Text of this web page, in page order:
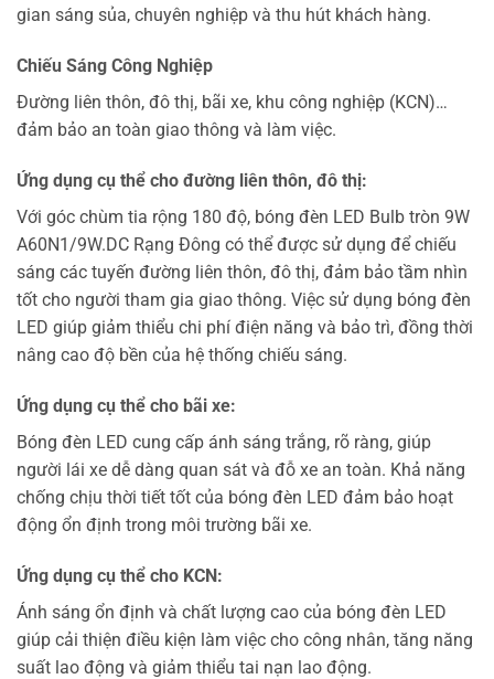
gian sáng sủa, chuyên nghiệp và thu hút khách hàng.
Chiếu Sáng Công Nghiệp
Đường liên thôn, đô thị, bãi xe, khu công nghiệp (KCN)…
đảm bảo an toàn giao thông và làm việc.
Ứng dụng cụ thể cho đường liên thôn, đô thị:
Với góc chùm tia rộng 180 độ, bóng đèn LED Bulb tròn 9W
A60N1/9W.DC Rạng Đông có thể được sử dụng để chiếu
sáng các tuyến đường liên thôn, đô thị, đảm bảo tầm nhìn
tốt cho người tham gia giao thông. Việc sử dụng bóng đèn
LED giúp giảm thiểu chi phí điện năng và bảo trì, đồng thời
nâng cao độ bền của hệ thống chiếu sáng.
Ứng dụng cụ thể cho bãi xe:
Bóng đèn LED cung cấp ánh sáng trắng, rõ ràng, giúp
người lái xe dễ dàng quan sát và đỗ xe an toàn. Khả năng
chống chịu thời tiết tốt của bóng đèn LED đảm bảo hoạt
động ổn định trong môi trường bãi xe.
Ứng dụng cụ thể cho KCN:
Ánh sáng ổn định và chất lượng cao của bóng đèn LED
giúp cải thiện điều kiện làm việc cho công nhân, tăng năng
suất lao động và giảm thiểu tai nạn lao động.